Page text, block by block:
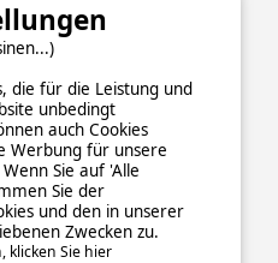
die für die Leistung und
unbedingt
auch Cookies
Werbung für unsere
Sie auf 'Alle
Sie der
und den in unserer
Zwecken zu.
klicken Sie hier